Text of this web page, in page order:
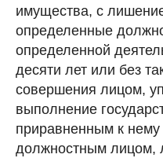
имущества, с
определенные
определенной
десяти лет или без
совершения лицом,
выполнение
приравненным к
должностным